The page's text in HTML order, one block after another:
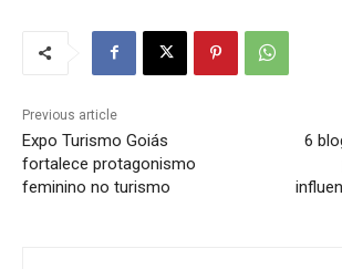
Previous article
Expo Turismo Goiás
fortalece protagonismo
feminino no turismo
6